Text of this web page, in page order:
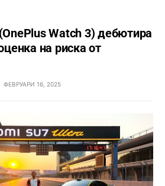
Watch 3) дебютира
на риска от
ФЕВРУАРИ 16, 2025